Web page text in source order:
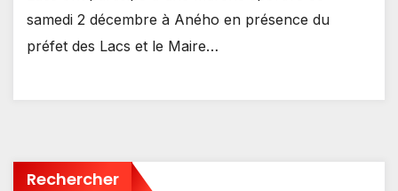
samedi 2 décembre à Aného en présence du
préfet des Lacs et le Maire…
Rechercher